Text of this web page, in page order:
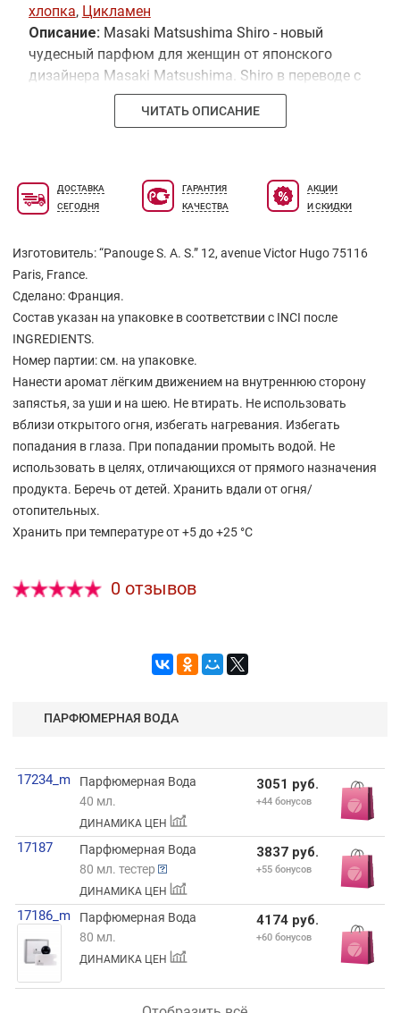
хлопка, Цикламен
Описание:Masaki Matsushima Shiro - новый
чудесный парфюм для женщин от японского
дизайнера Masaki Matsushima. Shiro в переводе с
японского означает свежесть и чистоту белого
цвета. Shiro напоминает прикосновение
простыней, нежность рубашек из тонкого хлопка
и искусные кружева тонких батистовых платков.
мускус. Аромат подарит неповторимое
цветочное звучание Вашей коже.
ЧИТАТЬ ОПИСАНИЕ
ДОСТАВКА
СЕГОДНЯ
ГАРАНТИЯ
КАЧЕСТВА
АКЦИИ
И СКИДКИ
Изготовитель: “Panouge S. A. S.” 12, avenue Victor Hugo 75116
Paris, France.
Сделано: Франция.
Состав указан на упаковке в соответствии с INCI после
INGREDIENTS.
Hомер партии: см. на упаковке.
Нанести аромат лёгким движением на внутреннюю сторону
запястья, за уши и на шею. Не втирать. Не использовать
вблизи открытого огня, избегать нагревания. Избегать
попадания в глаза. При попадании промыть водой. Не
использовать в целях, отличающихся от прямого назначения
продукта. Беречь от детей. Хранить вдали от огня/
отопительных.
Хранить при температуре от +5 до +25 °С
0 отзывов
ПАРФЮМЕРНАЯ ВОДА
17234_m
Парфюмерная Вода
40 мл.
ДИНАМИКА ЦЕН
3051 руб.
+44 бонусов
17187
Парфюмерная Вода
80 мл. тестер
ДИНАМИКА ЦЕН
3837 руб.
+55 бонусов
17186_m
Парфюмерная Вода
80 мл.
ДИНАМИКА ЦЕН
4174 руб.
+60 бонусов